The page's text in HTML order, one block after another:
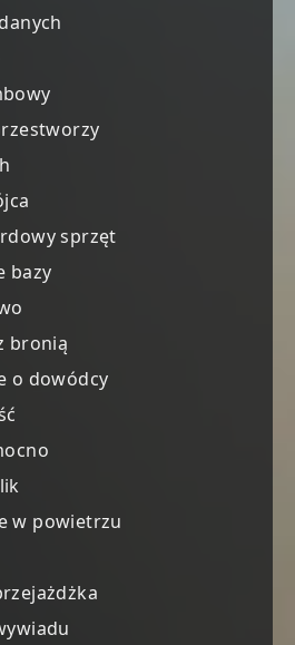
sprzęt
bazy
bronią
o dowódcy
w powietrzu